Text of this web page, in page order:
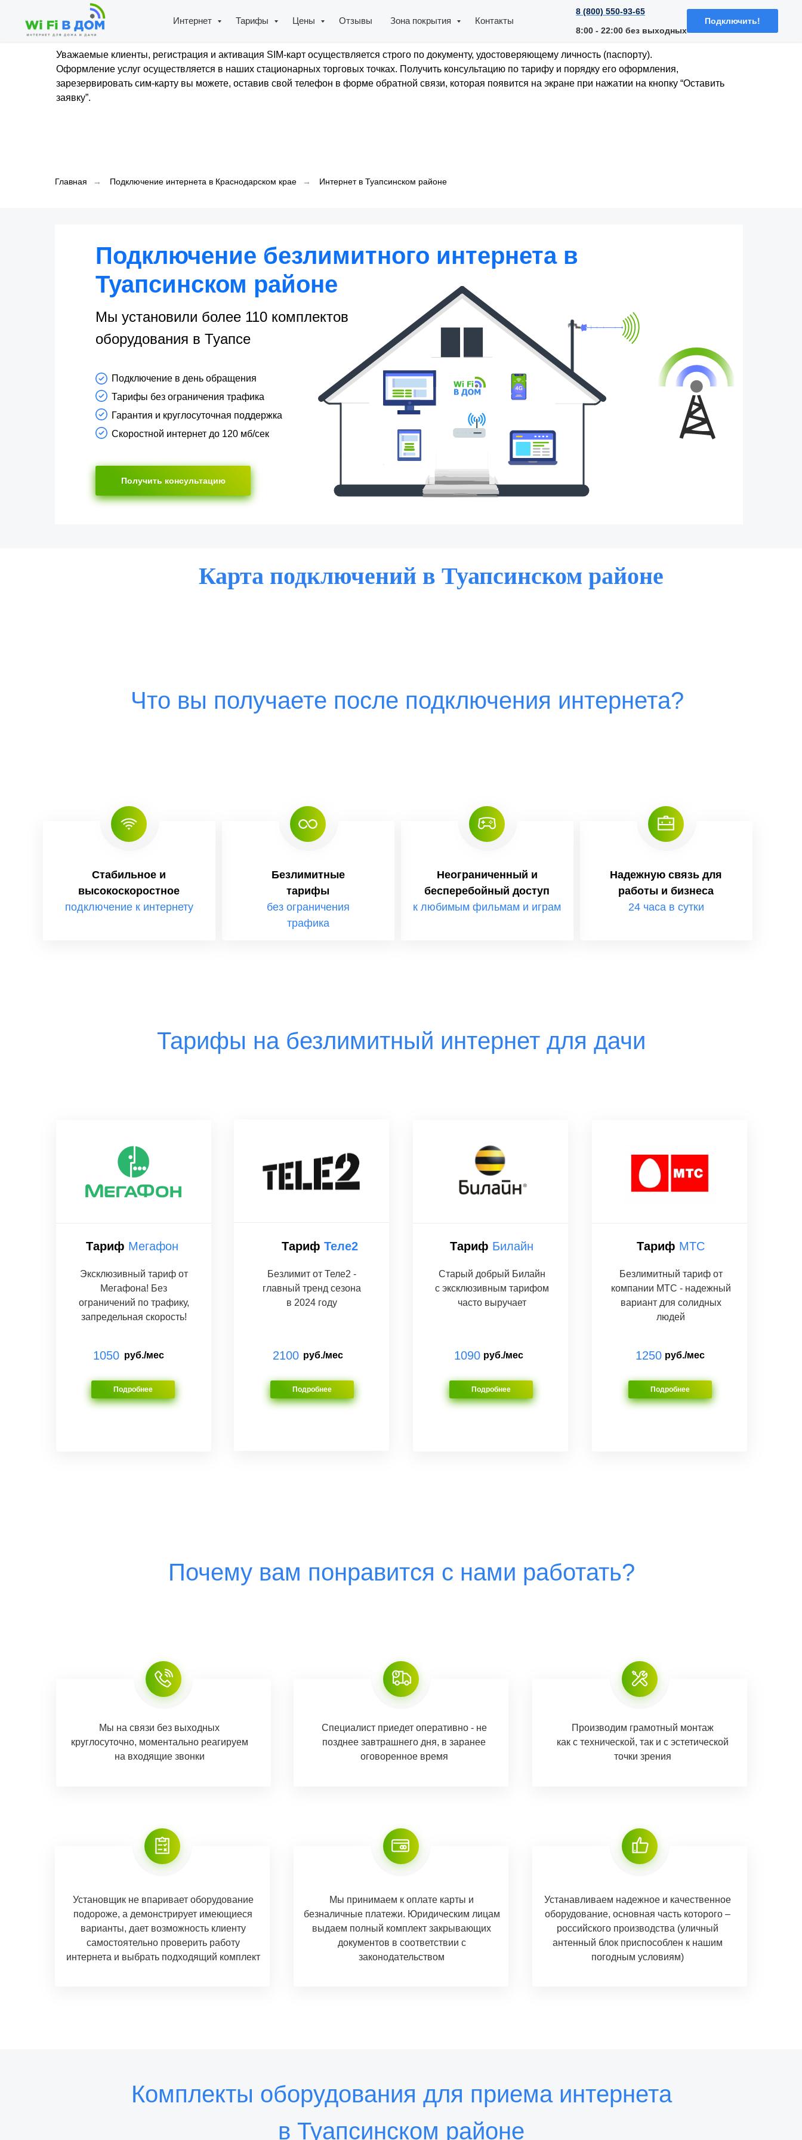
Интернет Тарифы Цены Отзывы Зона покрытия Контакты
8 (800) 550-93-65
8:00 - 22:00 без выходных
Подключить!
Уважаемые клиенты, регистрация и активация SIM-карт осуществляется строго по документу, удостоверяющему личность (паспорту).
Оформление услуг осуществляется в наших стационарных торговых точках. Получить консультацию по тарифу и порядку его оформления,
зарезервировать сим-карту вы можете, оставив свой телефон в форме обратной связи, которая появится на экране при нажатии на кнопку “Оставить
заявку”.
Главная → Подключение интернета в Краснодарском крае → Интернет в Туапсинском районе
Подключение безлимитного интернета в
Туапсинском районе
Мы установили более 110 комплектов
оборудования в Туапсе
Подключение в день обращения
Тарифы без ограничения трафика
Гарантия и круглосуточная поддержка
Скоростной интернет до 120 мб/сек
Получить консультацию
Карта подключений в Туапсинском районе
Что вы получаете после подключения интернета?
Стабильное и
высокоскоростное
подключение к интернету
Безлимитные
тарифы
без ограничения
трафика
Неограниченный и
бесперебойный доступ
к любимым фильмам и играм
Надежную связь для
работы и бизнеса
24 часа в сутки
Тарифы на безлимитный интернет для дачи
Тариф Мегафон Тариф Теле2 Тариф Билайн Тариф МТС
Эксклюзивный тариф от
Мегафона! Без
ограничений по трафику,
запредельная скорость!
Безлимит от Теле2 -
главный тренд сезона
в 2024 году
Старый добрый Билайн
с эксклюзивным тарифом
часто выручает
Безлимитный тариф от
компании МТС - надежный
вариант для солидных
людей
1050 руб./мес 2100 руб./мес 1090 руб./мес 1250 руб./мес
Подробнее Подробнее Подробнее Подробнее
Почему вам понравится с нами работать?
Мы на связи без выходных
круглосуточно, моментально реагируем
на входящие звонки
Специалист приедет оперативно - не
позднее завтрашнего дня, в заранее
оговоренное время
Производим грамотный монтаж
как с технической, так и с эстетической
точки зрения
Установщик не впаривает оборудование
подороже, а демонстрирует имеющиеся
варианты, дает возможность клиенту
самостоятельно проверить работу
интернета и выбрать подходящий комплект
Мы принимаем к оплате карты и
безналичные платежи. Юридическим лицам
выдаем полный комплект закрывающих
документов в соответствии с
законодательством
Устанавливаем надежное и качественное
оборудование, основная часть которого –
российского производства (уличный
антенный блок приспособлен к нашим
погодным условиям)
Комплекты оборудования для приема интернета
в Туапсинском районе